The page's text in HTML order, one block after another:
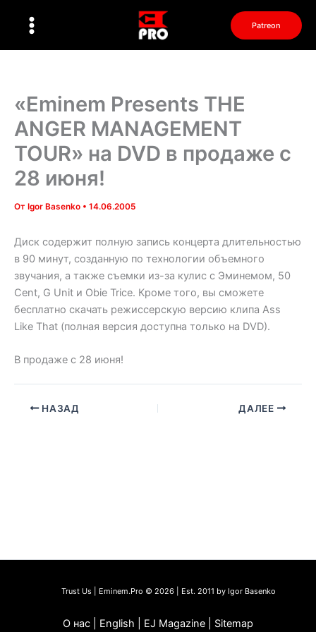
Patreon
«Eminem Presents THE
ANGER MANAGEMENT
TOUR» на DVD в продаже с
28 июня!
От Igor Basenko • 14.06.2005
Диск содержит полную запись концерта длительностью
в 90 минут, созданную по технологии объемного
звучания, а также съемки из-за кулис с Эминемом, 50
Cent, G Unit и Obie Trice. Кроме того, вы сможете
бесплатно скачать режиссерскую версию клипа Ass
Like That (полная версия доступна только на DVD).
В продаже с 28 июня!
НАЗАД ДАЛЕЕ
Trust Us | Eminem.Pro © 2026 | Est. 2011 by Igor Basenko
О нас | English | EJ Magazine | Sitemap